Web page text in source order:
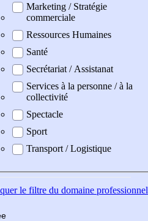
Marketing / Stratégie
commerciale
Ressources Humaines
Santé
Secrétariat / Assistanat
Services à la personne / à la
collectivité
Spectacle
Sport
Transport / Logistique
le filtre du domaine professionnel